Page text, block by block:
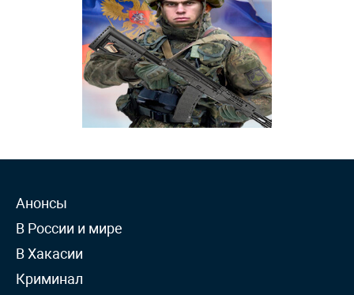
Анонсы
В России и мире
В Хакасии
Криминал